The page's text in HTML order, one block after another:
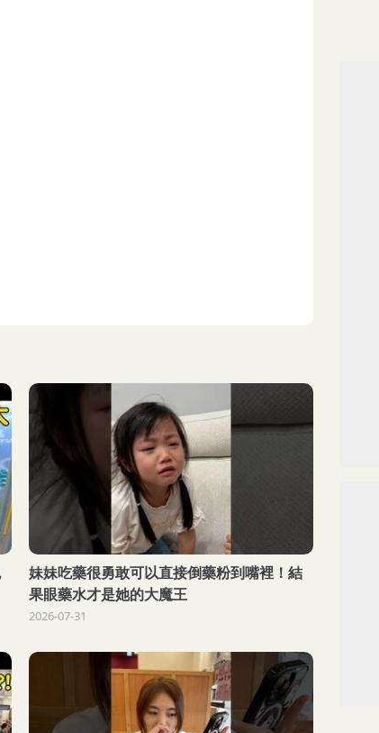
妹妹吃藥很勇敢可以直接倒藥粉到嘴裡！結
果眼藥水才是她的大魔王
2026-07-31